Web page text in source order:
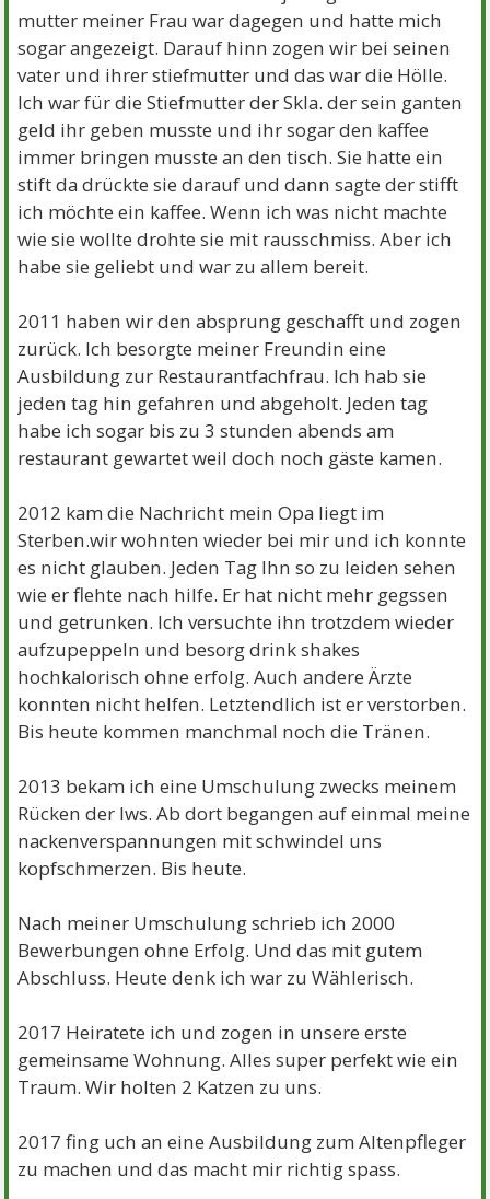
mutter meiner Frau war dagegen und hatte mich
sogar angezeigt. Darauf hinn zogen wir bei seinen
vater und ihrer stiefmutter und das war die Hölle.
Ich war für die Stiefmutter der Skla. der sein ganten
geld ihr geben musste und ihr sogar den kaffee
immer bringen musste an den tisch. Sie hatte ein
stift da drückte sie darauf und dann sagte der stifft
ich möchte ein kaffee. Wenn ich was nicht machte
wie sie wollte drohte sie mit rausschmiss. Aber ich
habe sie geliebt und war zu allem bereit.
2011 haben wir den absprung geschafft und zogen
zurück. Ich besorgte meiner Freundin eine
Ausbildung zur Restaurantfachfrau. Ich hab sie
jeden tag hin gefahren und abgeholt. Jeden tag
habe ich sogar bis zu 3 stunden abends am
restaurant gewartet weil doch noch gäste kamen.
2012 kam die Nachricht mein Opa liegt im
Sterben.wir wohnten wieder bei mir und ich konnte
es nicht glauben. Jeden Tag Ihn so zu leiden sehen
wie er flehte nach hilfe. Er hat nicht mehr gegssen
und getrunken. Ich versuchte ihn trotzdem wieder
aufzupeppeln und besorg drink shakes
hochkalorisch ohne erfolg. Auch andere Ärzte
konnten nicht helfen. Letztendlich ist er verstorben.
Bis heute kommen manchmal noch die Tränen.
2013 bekam ich eine Umschulung zwecks meinem
Rücken der lws. Ab dort begangen auf einmal meine
nackenverspannungen mit schwindel uns
kopfschmerzen. Bis heute.
Nach meiner Umschulung schrieb ich 2000
Bewerbungen ohne Erfolg. Und das mit gutem
Abschluss. Heute denk ich war zu Wählerisch.
2017 Heiratete ich und zogen in unsere erste
gemeinsame Wohnung. Alles super perfekt wie ein
Traum. Wir holten 2 Katzen zu uns.
2017 fing uch an eine Ausbildung zum Altenpfleger
zu machen und das macht mir richtig spass.